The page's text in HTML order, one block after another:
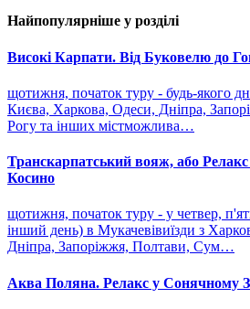
Найпопулярніше у розділі
Високі Карпати. Від Буковелю до
щотижня, початок туру - будь-якого
Києва, Харкова, Одеси, Дніпра,
Рогу та інших містможлива…
Транскарпатський вояж, або
Косино
щотижня, початок туру - у четвер,
інший день) в Мукачевівиїзди з
Дніпра, Запоріжжя, Полтави, Сум…
Аква Поляна. Релакс у Сонячному